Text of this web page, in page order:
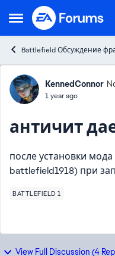
Open Side Menu
Skip to content
Battlefield Обсуждение
ForumKennedConnor
1 year ago
античит
после установки
battlefield1918) при
BATTLEFIELD 1
View Full Discussion (4